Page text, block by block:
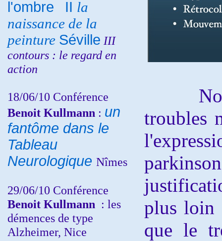
l'ombre
II la
naissance de la
peinture Séville III
contours : le regard en
action
18/06/10 Conférence
Benoit Kullmann : un
fantôme dans le
Tableau
Neurologique Nîmes
29/06/10 Conférence
Benoit Kullmann : les
démences de type
Alzheimer, Nice
Nous
troubles
plus loin
que le